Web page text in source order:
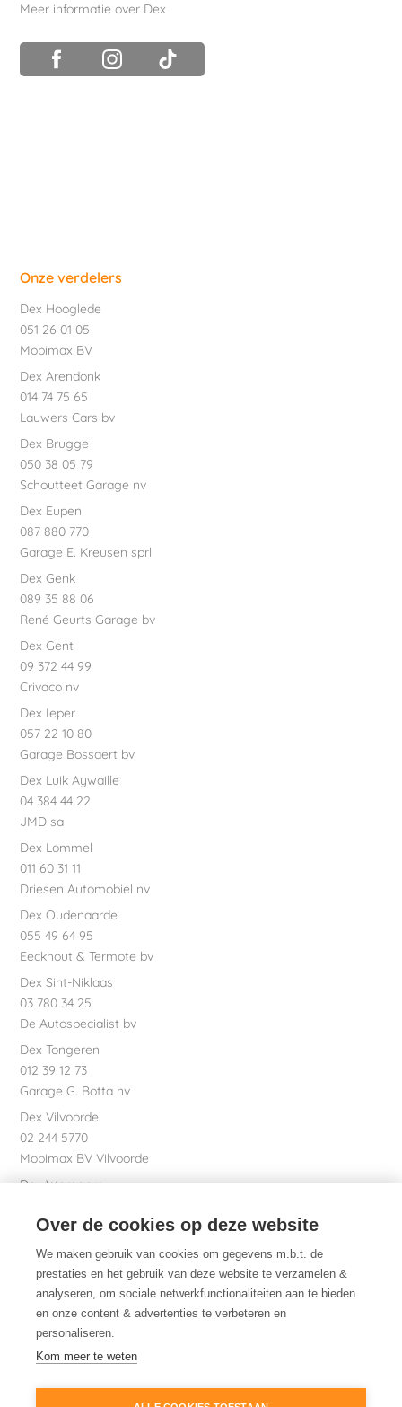
Meer informatie over Dex
Onze verdelers
Dex Hooglede
051 26 01 05
Mobimax BV
Dex Arendonk
014 74 75 65
Lauwers Cars bv
Dex Brugge
050 38 05 79
Schoutteet Garage nv
Dex Eupen
087 880 770
Garage E. Kreusen sprl
Dex Genk
089 35 88 06
René Geurts Garage bv
Dex Gent
09 372 44 99
Crivaco nv
Dex Ieper
057 22 10 80
Garage Bossaert bv
Dex Luik Aywaille
04 384 44 22
JMD sa
Dex Lommel
011 60 31 11
Driesen Automobiel nv
Dex Oudenaarde
055 49 64 95
Eeckhout & Termote bv
Dex Sint-Niklaas
03 780 34 25
De Autospecialist bv
Dex Tongeren
012 39 12 73
Garage G. Botta nv
Dex Vilvoorde
02 244 5770
Mobimax BV Vilvoorde
Dex Waregem
Garage Dhont bv
Dex nv Maatschappelijke zetel
051 26 01 01
Dex. Daarom.
Over de cookies op deze website
We maken gebruik van cookies om gegevens m.b.t. de
prestaties en het gebruik van deze website te verzamelen &
analyseren, om sociale netwerkfunctionaliteiten aan te bieden
en onze content & advertenties te verbeteren en
personaliseren.
Kom meer te weten